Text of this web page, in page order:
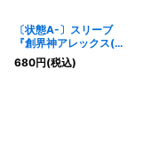
〔状態A-〕スリーブ
『創界神アレックス(バ
トスピMAX2019配
布)』20枚【-】{-}《サ
680円(税込)